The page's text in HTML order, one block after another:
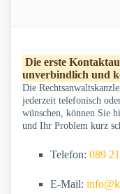
Die erste
unverbindlich und
Die
jederzeit telefonisch
wünschen, können Sie
und Ihr Problem kurz
Telefon: 089
E-Mail: